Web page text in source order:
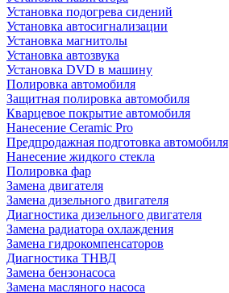
Установка подогрева сидений
Установка автосигнализации
Установка магнитолы
Установка автозвука
Установка DVD в машину
Полировка автомобиля
Защитная полировка автомобиля
Кварцевое покрытие автомобиля
Нанесение Ceramic Pro
Предпродажная подготовка автомобиля
Нанесение жидкого стекла
Полировка фар
Замена двигателя
Замена дизельного двигателя
Диагностика дизельного двигателя
Замена радиатора охлаждения
Замена гидрокомпенсаторов
Диагностика ТНВД
Замена бензонасоса
Замена масляного насоса